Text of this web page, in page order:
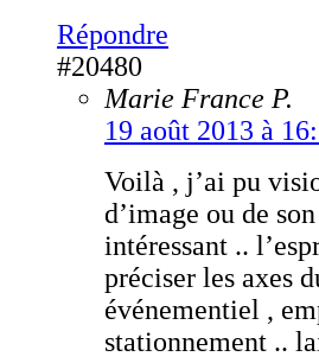
Répondre
#20480
Marie France P.
19 août 2013 à
Voilà , j’ai pu
d’image ou de
intéressant ..
préciser les axes
événementiel ,
stationnement ..